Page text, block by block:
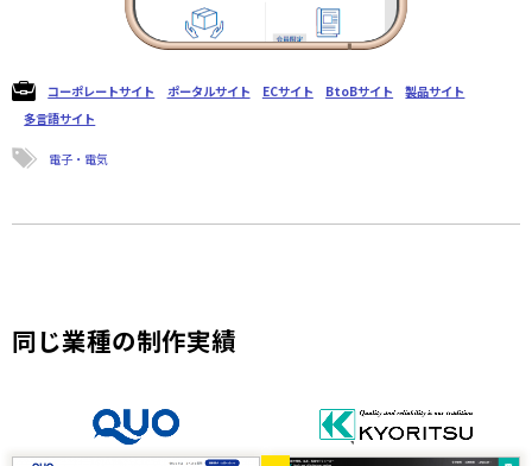
コーポレートサイト ポータルサイト ECサイト BtoBサイト
製品サイト
多言語サイト
電子・電気
同じ業種の制作実績